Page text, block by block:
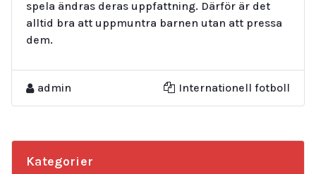
spela ändras deras uppfattning. Därför är det
alltid bra att uppmuntra barnen utan att pressa
dem.
admin Internationell fotboll
Kategorier